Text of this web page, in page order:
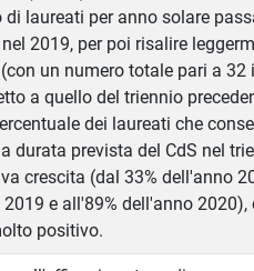
di laureati per anno solare
2019, per poi risalire
un numero totale pari a 32
a quello del triennio
dei laureati che
durata prevista del CdS nel
crescita (dal 33% dell'anno
e all'89% dell'anno 2020),
positivo.